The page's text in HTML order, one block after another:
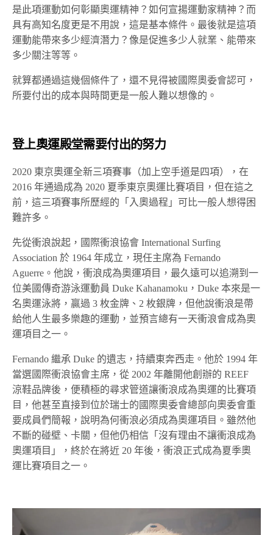
是此項運動如何彰顯奧運精神？如何宣揚運動家精神？而
具有高知名度更是不用說，這是基本條件。最後就是這項
運動能帶來多少經濟潛力？像是促進多少人就業、能帶來
多少關注等等。
就算都通過這幾個條件了，還不見得被國際奧委會認可，
所要付出的成本與時間更是一般人難以想像的。
登上奧運殿堂需要付出的努力
2020 東京奧運全新三項賽事（加上空手道是四項），在
2016 年通過成為 2020 夏季東京奧運比賽項目，但在這之
前，這三項賽事所歷經的「入奧過程」可比一般人想得困
難許多。
先從衝浪說起，國際衝浪協會 International Surfing
Association 於 1964 年成立，現任主席為 Fernando
Aguerre。他說，衝浪成為奧運項目，最久遠可以追溯到一
位美國傳奇游泳運動員 Duke Kahanamoku，Duke 本來是一
名奧運泳將，贏過 3 枚金牌、2 枚銀牌，但他說衝浪是帶
給他人生最多樂趣的運動，並預言總有一天衝浪會成為奧
運項目之一。
Fernando 繼承 Duke 的遺志，持續東奔西走。他於 1994 年
當選國際衝浪協會主席，從 2002 年離開他創辦的 REEF
涼鞋品牌後，便積極的尋求管道讓衝浪成為奧運的比賽項
目，他甚至直接到位於瑞士的國際奧委會總部向奧委會重
要成員們簡報，說明為何衝浪必須成為奧運項目。雖然他
不斷的碰壁、卡關，但他仍相信「沒有理由不讓衝浪成為
奧運項目」，終於在將近 20 年後，衝浪正式成為夏季奧
運比賽項目之一。